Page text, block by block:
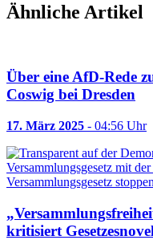
Ähnliche Artikel
Über eine AfD-Rede
Coswig bei Dresden
17. März 2025 - 04:56 Uhr
kritisiert